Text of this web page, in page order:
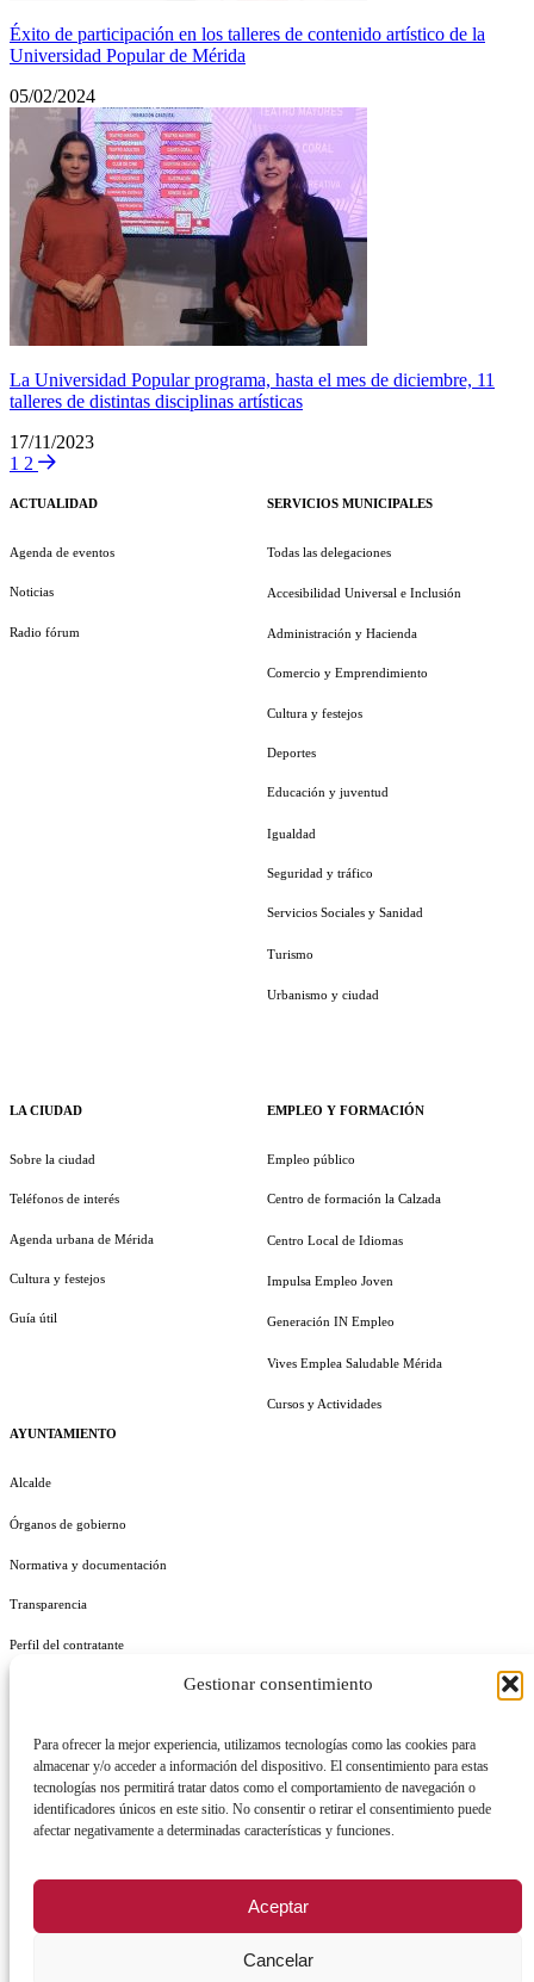
Gestionar consentimiento
Para ofrecer la mejor experiencia, utilizamos tecnologías como las cookies para
almacenar y/o acceder a información del dispositivo. El consentimiento para estas
tecnologías nos permitirá tratar datos como el comportamiento de navegación o
identificadores únicos en este sitio. No consentir o retirar el consentimiento puede
afectar negativamente a determinadas características y funciones.
Aceptar
Cancelar
Éxito de participación en los talleres de contenido artístico de la
Universidad Popular de Mérida
05/02/2024
La Universidad Popular programa, hasta el mes de diciembre, 11
talleres de distintas disciplinas artísticas
17/11/2023
1 2
ACTUALIDAD
Agenda de eventos
Noticias
Radio fórum
LA CIUDAD
Sobre la ciudad
Teléfonos de interés
Agenda urbana de Mérida
Cultura y festejos
Guía útil
AYUNTAMIENTO
Alcalde
Órganos de gobierno
Normativa y documentación
Transparencia
Perfil del contratante
SERVICIOS MUNICIPALES
Todas las delegaciones
Accesibilidad Universal e Inclusión
Administración y Hacienda
Comercio y Emprendimiento
Cultura y festejos
Deportes
Educación y juventud
Igualdad
Seguridad y tráfico
Servicios Sociales y Sanidad
Turismo
Urbanismo y ciudad
EMPLEO Y FORMACIÓN
Empleo público
Centro de formación la Calzada
Centro Local de Idiomas
Impulsa Empleo Joven
Generación IN Empleo
Vives Emplea Saludable Mérida
Cursos y Actividades
REGISTRO DE ACTIVIDADES DE TRATAMIENTO